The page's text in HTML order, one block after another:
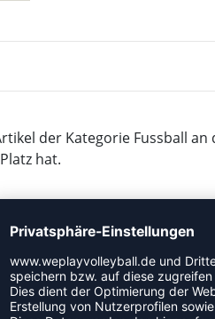
der Kategorie Fussball
hat.